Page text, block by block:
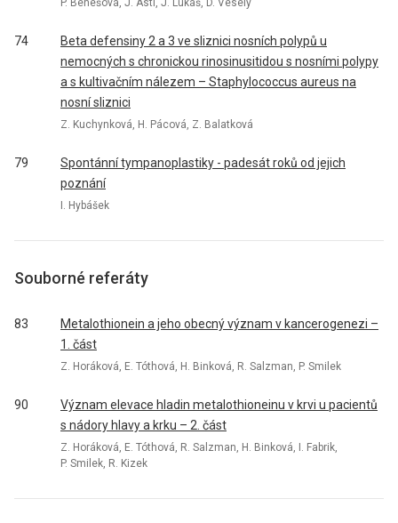
74
Beta defensiny 2 a 3 ve sliznici nosních polypů u
nemocných s chronickou rinosinusitidou s nosními polypy
a s kultivačním nálezem – Staphylococcus aureus na
nosní sliznici
Z. Kuchynková, H. Pácová, Z. Balatková
79
Spontánní tympanoplastiky - padesát roků od jejich
poznání
I. Hybášek
Souborné referáty
83
Metalothionein a jeho obecný význam v kancerogenezi –
1. část
Z. Horáková, E. Tóthová, H. Binková, R. Salzman, P. Smilek
90
Význam elevace hladin metalothioneinu v krvi u pacientů
s nádory hlavy a krku – 2. část
Z. Horáková, E. Tóthová, R. Salzman, H. Binková, I. Fabrik,
P. Smilek, R. Kizek